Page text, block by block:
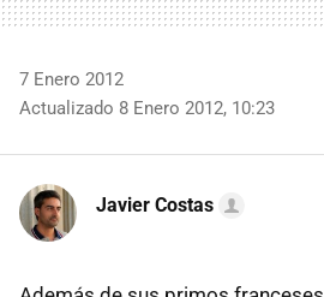
7 Enero 2012
Actualizado 8 Enero 2012, 10:23
Javier Costas